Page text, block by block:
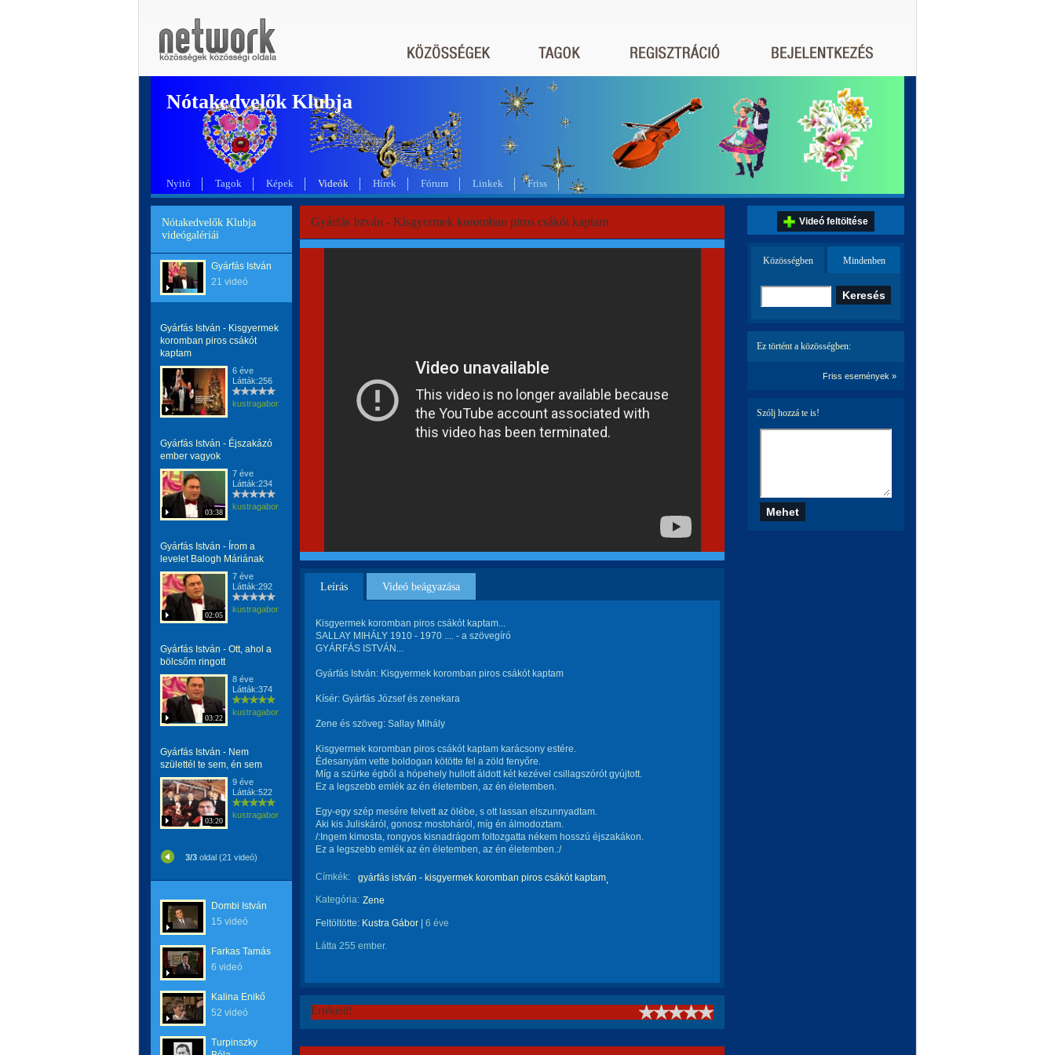
Nótakedvelők Klubja
Nyitó Tagok Képek Videók Hírek Fórum Linkek Friss
Nótakedvelők Klubja
videógalériái
Gyárfás István
21 videó
Gyárfás István - Kisgyermek
koromban piros csákót
kaptam
6 éve
Látták:256
kustragabor
Gyárfás István - Éjszakázó
ember vagyok
03:38
7 éve
Látták:234
kustragabor
Gyárfás István - Írom a
levelet Balogh Máriának
02:05
7 éve
Látták:292
kustragabor
Gyárfás István - Ott, ahol a
bölcsőm ringott
03:22
8 éve
Látták:374
kustragabor
Gyárfás István - Nem
születtél te sem, én sem
03:20
9 éve
Látták:522
kustragabor
3/3 oldal (21 videó)
Dombi István
15 videó
Farkas Tamás
6 videó
Kalina Enikő
52 videó
Turpinszky
Gyárfás István - Kisgyermek koromban piros csákót kaptam
Leírás Videó beágyazása
Kisgyermek koromban piros csákót kaptam...
SALLAY MIHÁLY 1910 - 1970 .... - a szövegíró
GYÁRFÁS ISTVÁN...
Gyárfás István: Kisgyermek koromban piros csákót kaptam
Kísér: Gyárfás József és zenekara
Zene és szöveg: Sallay Mihály
Kisgyermek koromban piros csákót kaptam karácsony estére.
Édesanyám vette boldogan kötötte fel a zöld fenyőre.
Míg a szürke égből a hópehely hullott áldott két kezével csillagszórót gyújtott.
Ez a legszebb emlék az én életemben, az én életemben.
Egy-egy szép mesére felvett az ölébe, s ott lassan elszunnyadtam.
Aki kis Juliskáról, gonosz mostoháról, míg én álmodoztam.
/:Ingem kimosta, rongyos kisnadrágom foltozgatta nékem hosszú éjszakákon.
Ez a legszebb emlék az én életemben, az én életemben.:/
Címkék:
gyárfás istván - kisgyermek koromban piros csákót kaptam
Kategória: Zene
Feltöltötte: Kustra Gábor 6 éve
Látta 255 ember.
Értékeld!
Videó feltöltése
Közösségben Mindenben
Ez történt a közösségben:
Friss események »
Szólj hozzá te is!